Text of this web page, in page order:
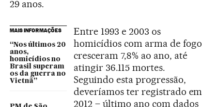
29 anos.
MAIS INFORMAÇÕES
“Nos últimos 20
anos,
homicídios no
Brasil superam
os da guerra no
Vietnã”
Entre 1993 e 2003 os
homicídios com arma de fogo
cresceram 7,8% ao ano, até
atingir 36.115 mortes.
Seguindo esta progressão,
deveríamos ter registrado em
2012 – último ano com dados